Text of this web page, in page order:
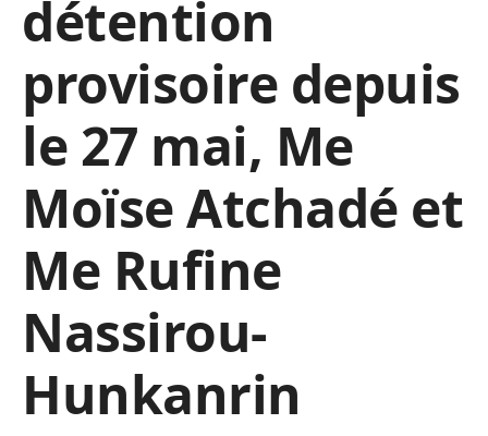
détention
provisoire depuis
le 27 mai, Me
Moïse Atchadé et
Me Rufine
Nassirou-
Hunkanrin